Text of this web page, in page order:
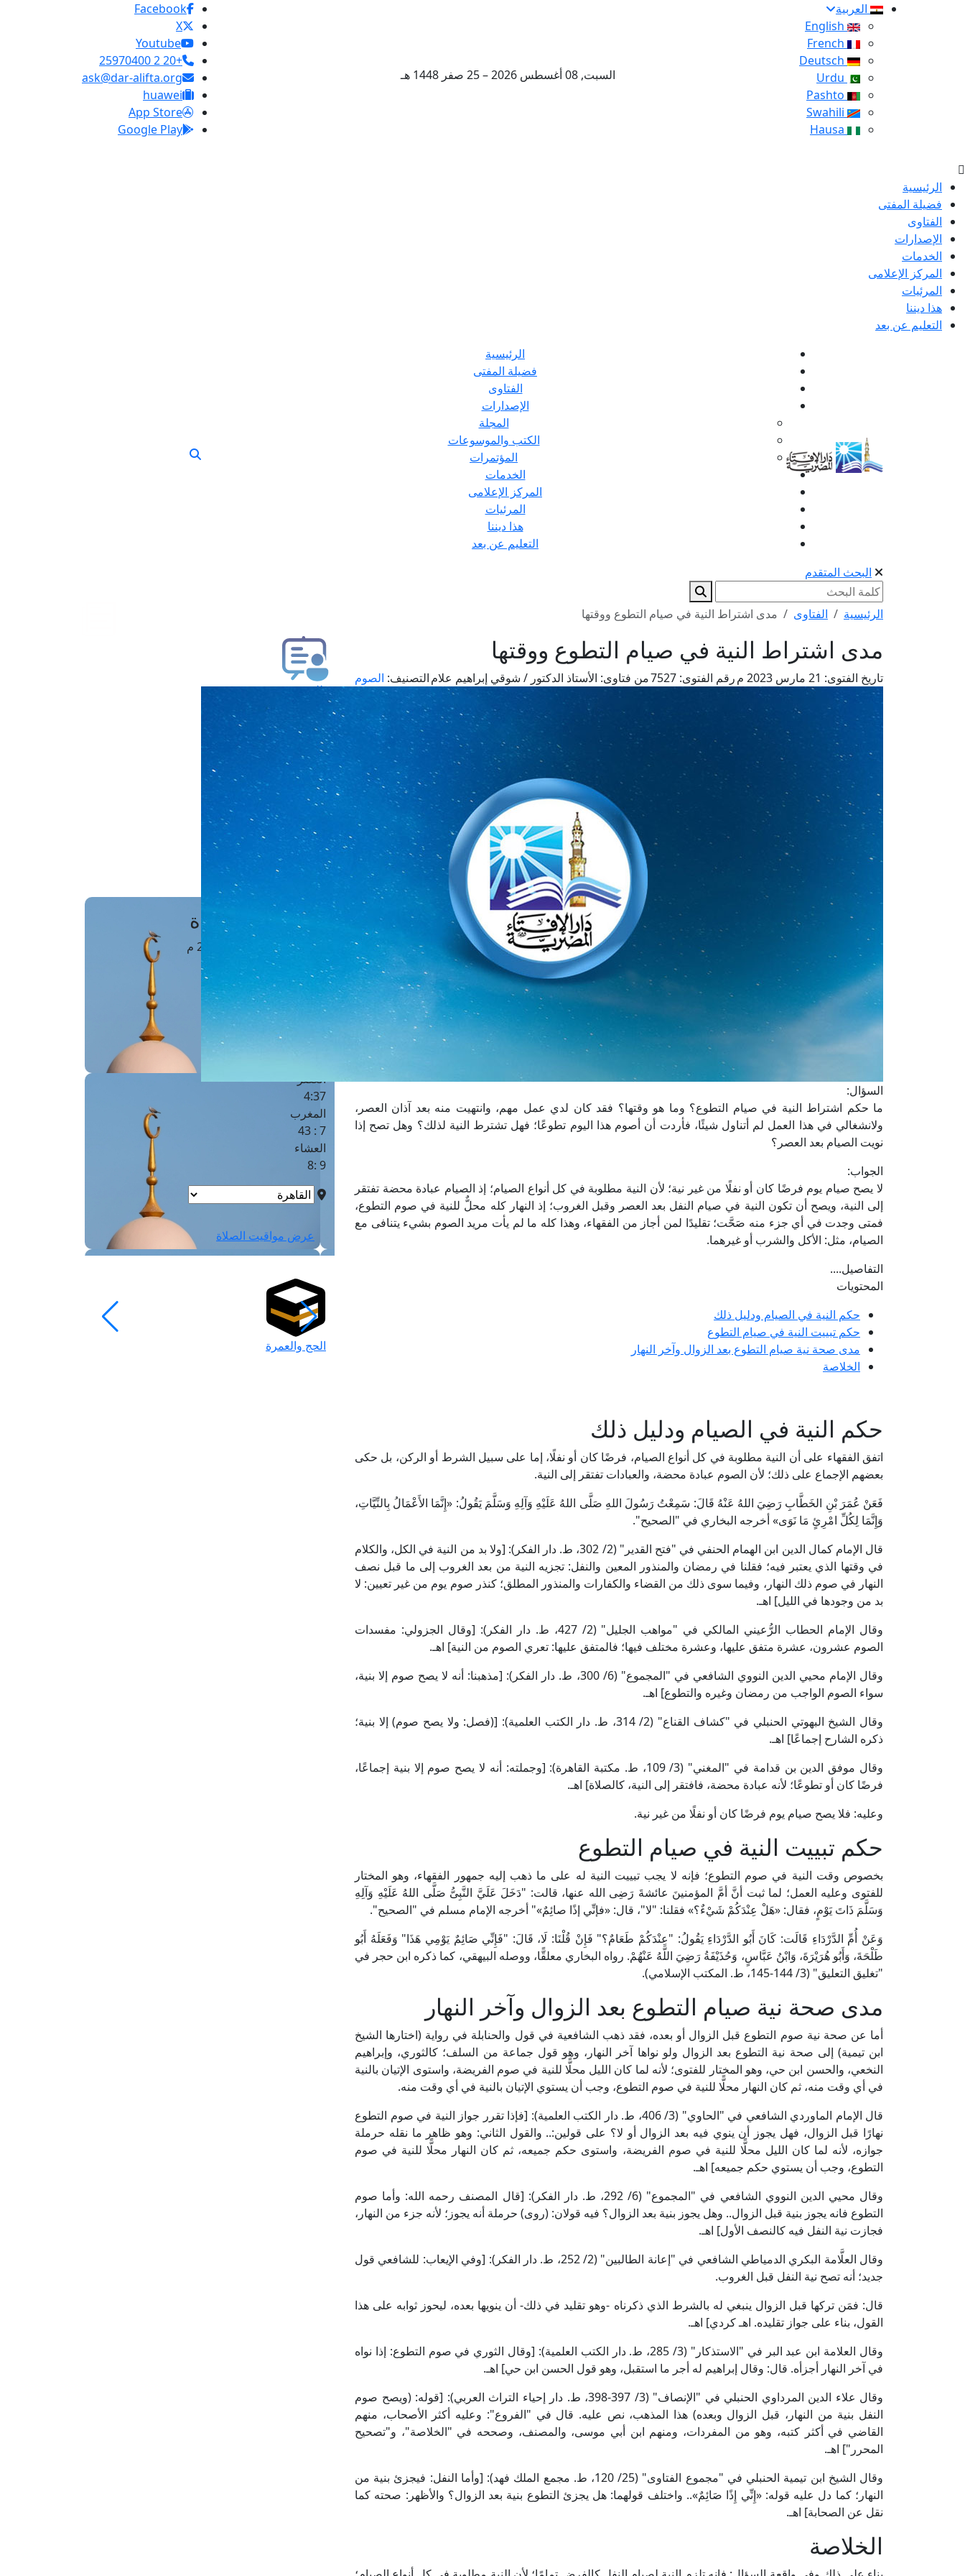
العربية
السبت, 08 أغسطس 2026 – 25 صفر 1448 هـ
Facebook
X
Youtube
+20 2 25970400
ask@dar-alifta.org
huawei
App Store
Google Play
الرئيسية
فضيلة المفتى
الفتاوى
الإصدارات
الخدمات
المركز الإعلامى
المرئيات
هذا ديننا
التعليم عن بعد
الرئيسية
فضيلة المفتى
الفتاوى
الإصدارات
المجلة
الكتب والموسوعات
المؤتمرات
الخدمات
المركز الإعلامى
المرئيات
هذا ديننا
التعليم عن بعد
البحث المتقدم
الرئيسية الفتاوى مدى اشتراط النية في صيام التطوع ووقتها
مدى اشتراط النية في صيام التطوع ووقتها
تاريخ الفتوى: رقم الفتوى: من فتاوى: الأستاذ الدكتور / شوقي إبراهيم علامالتصنيف: الصوم
السؤال:
ما حكم اشتراط النية في صيام التطوع؟ وما هو وقتها؟ فقد كان لدي عمل مهم، وانتهيت منه بعد آذان العصر،
ولانشغالي في هذا العمل لم أتناول شيئًا، فأردت أن أصوم هذا اليوم تطوعًا؛ فهل تشترط النية لذلك؟ وهل تصح إذا
نويت الصيام بعد العصر؟
الجواب:
لا يصح صيام يوم فرضًا كان أو نفلًا من غير نية؛ لأن النية مطلوبة في كل أنواع الصيام؛ إذ الصيام عبادة محضة تفتقر
إلى النية، ويصح أن تكون النية في صيام النفل بعد العصر وقبل الغروب؛ إذ النهار كله محلٌّ للنية في صوم التطوع،
فمتى وجدت في أي جزء منه صَحَّت؛ تقليدًا لمن أجاز من الفقهاء، وهذا كله ما لم يأت مريد الصوم بشيء يتنافى مع
الصيام، مثل: الأكل والشرب أو غيرهما.
التفاصيل....
المحتويات
حكم النية في الصيام ودليل ذلك
حكم تبييت النية في صيام التطوع
مدى صحة نية صيام التطوع بعد الزوال وآخر النهار
الخلاصة
حكم النية في الصيام ودليل ذلك
اتفق الفقهاء على أن النية مطلوبة في كل أنواع الصيام، فرضًا كان أو نفلًا، إما على سبيل الشرط أو الركن، بل حكى
بعضهم الإجماع على ذلك؛ لأن الصوم عبادة محضة، والعبادات تفتقر إلى النية.
فَعَنْ عُمَرَ بْنِ الخَطَّابِ رَضِيَ اللهُ عَنْهُ قَالَ: سَمِعْتُ رَسُولَ اللهِ صَلَّى اللهُ عَلَيْهِ وَآلِهِ وَسَلَّمَ يَقُولُ: «إِنَّمَا الأَعْمَالُ بِالنِّيَّاتِ،
وَإِنَّمَا لِكُلِّ امْرِئٍ مَا نَوَى» أخرجه البخاري في "الصحيح".
قال الإمام كمال الدين ابن الهمام الحنفي في "فتح القدير" (2/ 302، ط. دار الفكر): [ولا بد من النية في الكل، والكلام
في وقتها الذي يعتبر فيه؛ فقلنا في رمضان والمنذور المعين والنفل: تجزيه النية من بعد الغروب إلى ما قبل نصف
النهار في صوم ذلك النهار، وفيما سوى ذلك من القضاء والكفارات والمنذور المطلق؛ كنذر صوم يوم من غير تعيين: لا
بد من وجودها في الليل] اهـ.
وقال الإمام الحطاب الرُّعيني المالكي في "مواهب الجليل" (2/ 427، ط. دار الفكر): [وقال الجزولي: مفسدات
الصوم عشرون، عشرة متفق عليها، وعشرة مختلف فيها؛ فالمتفق عليها: تعري الصوم من النية] اهـ.
وقال الإمام محيي الدين النووي الشافعي في "المجموع" (6/ 300، ط. دار الفكر): [مذهبنا: أنه لا يصح صوم إلا بنية،
سواء الصوم الواجب من رمضان وغيره والتطوع] اهـ.
وقال الشيخ البهوتي الحنبلي في "كشاف القناع" (2/ 314، ط. دار الكتب العلمية): [(فصل: ولا يصح صوم) إلا بنية؛
ذكره الشارح إجماعًا] اهـ.
وقال موفق الدين بن قدامة في "المغني" (3/ 109، ط. مكتبة القاهرة): [وجملته: أنه لا يصح صوم إلا بنية إجماعًا،
فرضًا كان أو تطوعًا؛ لأنه عبادة محضة، فافتقر إلى النية، كالصلاة] اهـ.
وعليه: فلا يصح صيام يوم فرضًا كان أو نفلًا من غير نية.
حكم تبييت النية في صيام التطوع
بخصوص وقت النية في صوم التطوع؛ فإنه لا يجب تبييت النية له على ما ذهب إليه جمهور الفقهاء، وهو المختار
للفتوى وعليه العمل؛ لما ثبت أنَّ أمَّ المؤمنينَ عائشةَ رَضِى الله عنها، قالت: "دَخَلَ عَلَيَّ النَّبِىُّ صَلَّى اللهُ عَلَيْهِ وَآلِهِ
وَسَلَّمَ ذَاتَ يَوْمٍ، فقال: «هَلْ عِنْدَكُمْ شَيْءٌ؟» فقلنا: "لا"، قال: «فإنِّي إذًا صائِمٌ»" أخرجه الإمام مسلم في "الصحيح".
وَعَنْ أُمِّ الدَّرْدَاءِ قَالَت: كَانَ أَبُو الدَّرْدَاءِ يَقُولُ: "عِنْدَكُمْ طَعَامٌ؟" فَإِنْ قُلْنَا: لَا، قَالَ: "فَإِنِّي صَائِمٌ يَوْمِي هَذَا" وَفَعَلَهُ أَبُو
طَلْحَةَ، وَأَبُو هُرَيْرَةَ، وَابْنُ عَبَّاسٍ، وَحُذَيْفَةُ رَضِيَ اللَّهُ عَنْهُمْ. رواه البخاري معلقًّا، ووصله البيهقي، كما ذكره ابن حجر في
"تغليق التعليق" (3/ 144-145، ط. المكتب الإسلامي).
مدى صحة نية صيام التطوع بعد الزوال وآخر النهار
أما عن صحة نية صوم التطوع قبل الزوال أو بعده، فقد ذهب الشافعية في قول والحنابلة في رواية (اختارها الشيخ
ابن تيمية) إلى صحة نية التطوع بعد الزوال ولو نواها آخر النهار، وهو قول جماعة من السلف؛ كالثوري، وإبراهيم
النخعي، والحسن ابن حي، وهو المختار للفتوى؛ لأنه لما كان الليل محلًّا للنية في صوم الفريضة، واستوى الإتيان بالنية
في أي وقت منه، ثم كان النهار محلًّا للنية في صوم التطوع، وجب أن يستوي الإتيان بالنية في أي وقت منه.
قال الإمام الماوردي الشافعي في "الحاوي" (3/ 406، ط. دار الكتب العلمية): [فإذا تقرر جواز النية في صوم التطوع
نهارًا قبل الزوال، فهل يجوز أن ينوي فيه بعد الزوال أو لا؟ على قولين:.. والقول الثاني: وهو ظاهر ما نقله حرملة
جوازه، لأنه لما كان الليل محلًّا للنية في صوم الفريضة، واستوى حكم جميعه، ثم كان النهار محلًّا للنية في صوم
التطوع، وجب أن يستوي حكم جميعه] اهـ.
وقال محيي الدين النووي الشافعي في "المجموع" (6/ 292، ط. دار الفكر): [قال المصنف رحمه الله: وأما صوم
التطوع فانه يجوز بنية قبل الزوال.. وهل يجوز بنية بعد الزوال؟ فيه قولان: (روى) حرملة أنه يجوز؛ لأنه جزء من النهار،
فجازت نية النفل فيه كالنصف الأول] اهـ.
وقال العلَّامة البكري الدمياطي الشافعي في "إعانة الطالبين" (2/ 252، ط. دار الفكر): [وفي الإيعاب: للشافعي قول
جديد؛ أنه تصح نية النفل قبل الغروب.
قال: فمَن تركها قبل الزوال ينبغي له بالشرط الذي ذكرناه -وهو تقليد في ذلك- أن ينويها بعده، ليحوز ثوابه على هذا
القول، بناء على جواز تقليده. اهـ كردي] اهـ.
وقال العلامة ابن عبد البر في "الاستذكار" (3/ 285، ط. دار الكتب العلمية): [وقال الثوري في صوم التطوع: إذا نواه
في آخر النهار أجزأه. قال: وقال إبراهيم له أجر ما استقبل، وهو قول الحسن ابن حي] اهـ.
وقال علاء الدين المرداوي الحنبلي في "الإنصاف" (3/ 397-398، ط. دار إحياء التراث العربي): [قوله: (ويصح صوم
النفل بنية من النهار، قبل الزوال وبعده) هذا المذهب، نص عليه. قال في "الفروع": وعليه أكثر الأصحاب، منهم
القاضي في أكثر كتبه، وهو من المفردات، ومنهم ابن أبي موسى، والمصنف، وصححه في "الخلاصة"، و"تصحيح
المحرر"] اهـ.
وقال الشيخ ابن تيمية الحنبلي في "مجموع الفتاوى" (25/ 120، ط. مجمع الملك فهد): [وأما النفل: فيجزئ بنية من
النهار؛ كما دل عليه قوله: «إِنِّي إِذًا صَائِمٌ».. واختلف قولهما: هل يجزئ التطوع بنية بعد الزوال؟ والأظهر: صحته كما
نقل عن الصحابة] اهـ.
الخلاصة
طلب فتوى
استعلام عن فتوى
حجز موعد
الفتوى الهاتفية
مَواقِيتُ الصَّـــلاة
القاهرة · 08 أغسطس 2026 م
الفجر
4 :42
الشروق
العصر
4:37
المغرب
7 : 43
العشاء
9 :8
عرض مواقيت الصلاة
الحج والعمرة